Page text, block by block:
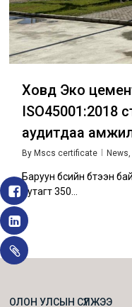
Ховд Эко
ISO45001:2018
аудитдаа
By Mscs certificate News
Баруун бүсийн бүтээн
нутагт 350…
ОЛОН УЛСЫН СҮЛЖЭЭ